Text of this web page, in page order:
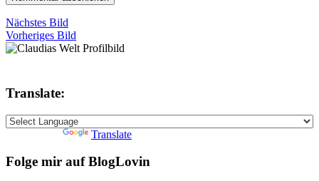
Nächstes Bild
Vorheriges Bild
Translate:
Translate
Folge mir auf BlogLovin